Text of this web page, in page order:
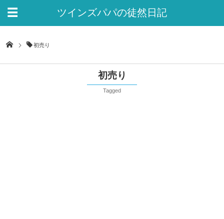
ツインズパパの徒然日記
初売り
初売り
Tagged